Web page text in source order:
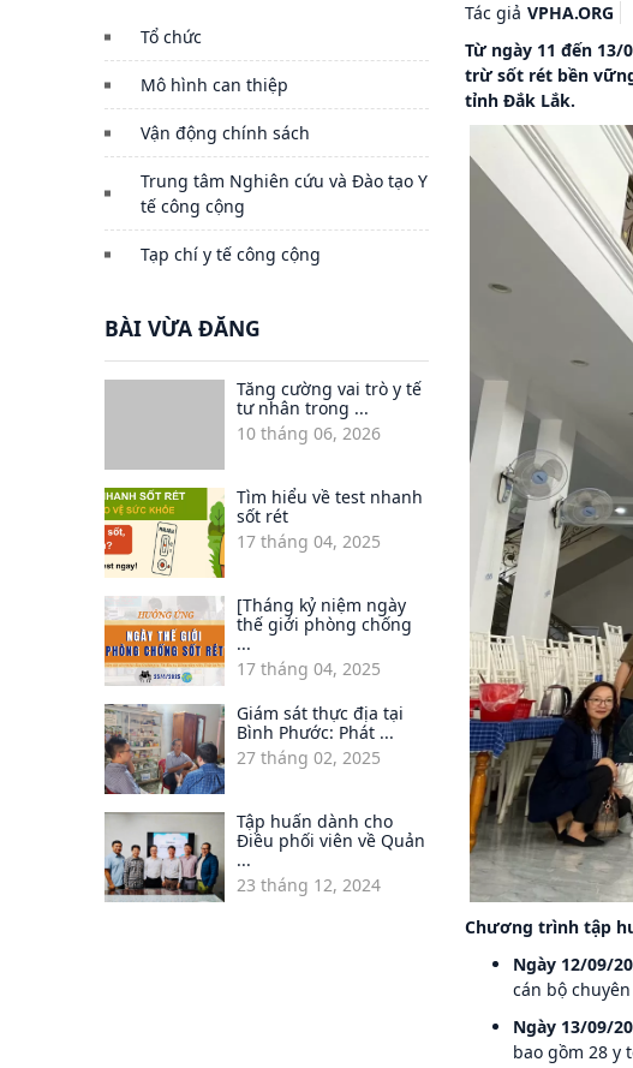
Tổ chức
Mô hình can thiệp
Vận động chính sách
Trung tâm Nghiên cứu và Đào tạo Y
tế công cộng
Tạp chí y tế công cộng
BÀI VỪA ĐĂNG
Tăng cường vai trò y tế
tư nhân trong ...
10 tháng 06, 2026
Tìm hiểu về test nhanh
sốt rét
17 tháng 04, 2025
[Tháng kỷ niệm ngày
thế giới phòng chống
...
17 tháng 04, 2025
Giám sát thực địa tại
Bình Phước: Phát ...
27 tháng 02, 2025
Tập huấn dành cho
Điều phối viên về Quản
...
23 tháng 12, 2024
Tác giả VPHA.ORG
Từ ngày 11 đến
trừ sốt rét bền
tỉnh Đắk Lắk.
Chương trình tập
Ngày 12/09/
cán bộ
Ngày 13/09/
bao gồm 28 y